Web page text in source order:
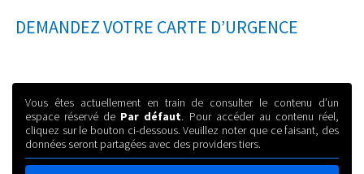
DEMANDEZ VOTRE CARTE D’URGENCE
Vous êtes actuellement en train de consulter le contenu d’un
espace réservé de Par défaut. Pour accéder au contenu réel,
cliquez sur le bouton ci-dessous. Veuillez noter que ce faisant, des
données seront partagées avec des providers tiers.